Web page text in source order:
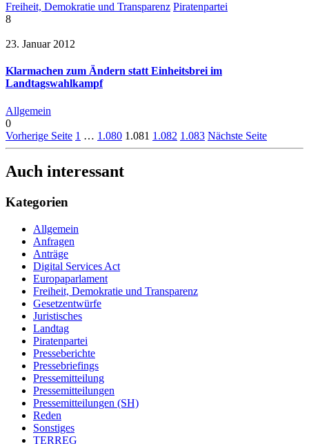
Freiheit, Demokratie und Transparenz Piratenpartei
8
23. Januar 2012
Klarmachen zum Ändern statt Einheitsbrei im
Landtagswahlkampf
Allgemein
0
Vorherige Seite 1 … 1.080 1.081 1.082 1.083 Nächste Seite
Auch interessant
Kategorien
Allgemein
Anfragen
Anträge
Digital Services Act
Europaparlament
Freiheit, Demokratie und Transparenz
Gesetzentwürfe
Juristisches
Landtag
Piratenpartei
Presseberichte
Pressebriefings
Pressemitteilung
Pressemitteilungen
Pressemitteilungen (SH)
Reden
Sonstiges
TERREG